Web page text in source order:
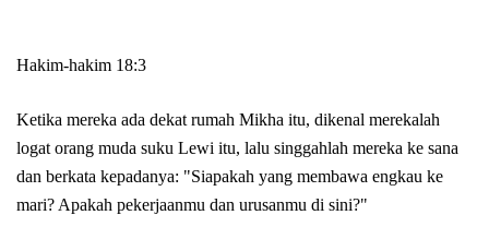
Hakim-hakim 18:3
Ketika mereka ada dekat rumah Mikha itu, dikenal merekalah
logat orang muda suku Lewi itu, lalu singgahlah mereka ke sana
dan berkata kepadanya: "Siapakah yang membawa engkau ke
mari? Apakah pekerjaanmu dan urusanmu di sini?"